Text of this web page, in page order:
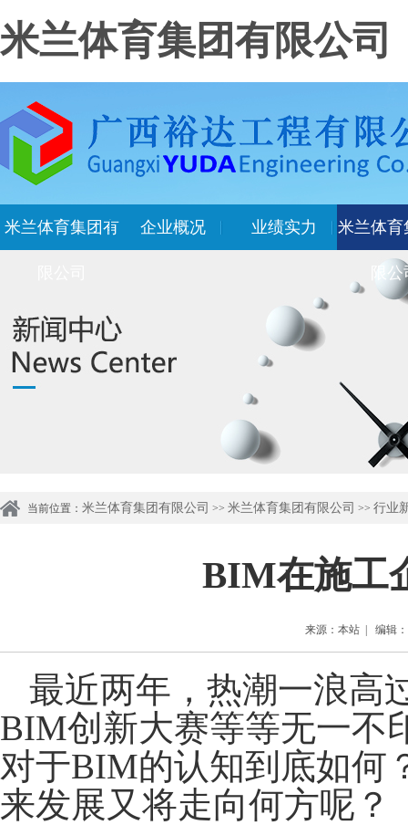
米兰体育集团有限公司
米兰体育集团有 企业概况 业绩实力 米兰体育
限
当前位置： 米兰体育集团有限公司 >> 米兰体育集团有限公司 >> 行业
BIM在施工
来源：本站 | 编辑
最近两年， 热潮一浪高
BIM创新大赛等等无一不
对于BIM的认知到底如何
来发展又将走向何方呢？